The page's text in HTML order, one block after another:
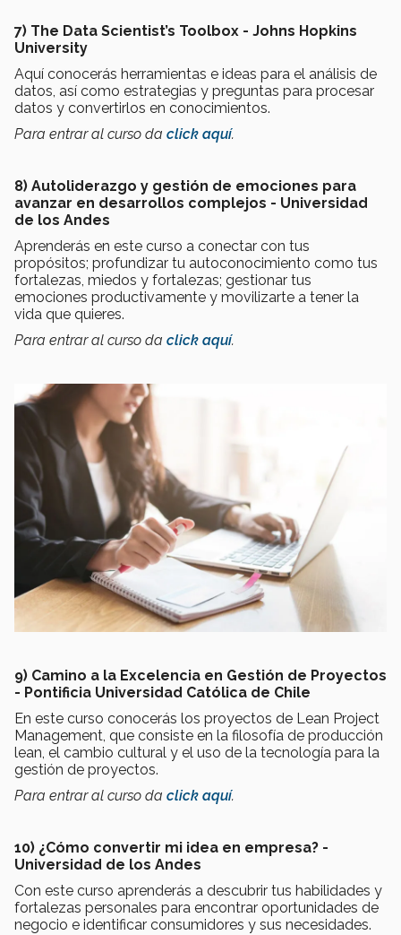
7) The Data Scientist’s Toolbox - Johns Hopkins
University
Aquí conocerás herramientas e ideas para el análisis de
datos, así como estrategias y preguntas para procesar
datos y convertirlos en conocimientos.
Para entrar al curso da click aquí.
8) Autoliderazgo y gestión de emociones para
avanzar en desarrollos complejos - Universidad
de los Andes
Aprenderás en este curso a conectar con tus
propósitos; profundizar tu autoconocimiento como tus
fortalezas, miedos y fortalezas; gestionar tus
emociones productivamente y movilizarte a tener la
vida que quieres.
Para entrar al curso da click aquí.
9) Camino a la Excelencia en Gestión de Proyectos
- Pontificia Universidad Católica de Chile
En este curso conocerás los proyectos de Lean Project
Management, que consiste en la filosofía de producción
lean, el cambio cultural y el uso de la tecnología para la
gestión de proyectos.
Para entrar al curso da click aquí.
10) ¿Cómo convertir mi idea en empresa? -
Universidad de los Andes
Con este curso aprenderás a descubrir tus habilidades y
fortalezas personales para encontrar oportunidades de
negocio e identificar consumidores y sus necesidades.